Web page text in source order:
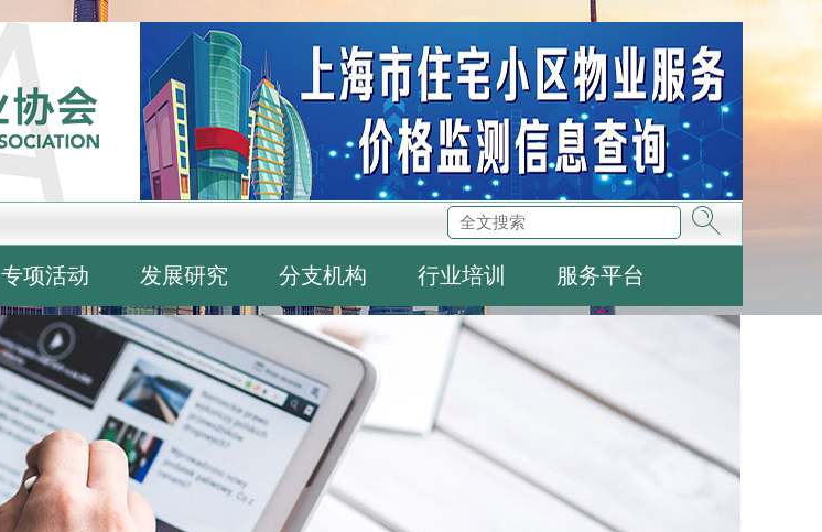
专项活动 发展研究 分支机构 行业培训 服务平台